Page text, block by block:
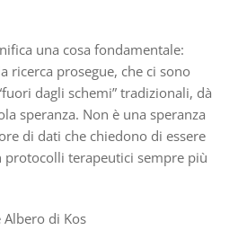
una cosa fondamentale:
ricerca prosegue, che ci sono
dagli schemi” tradizionali, dà
speranza. Non è una speranza
di dati che chiedono di essere
terapeutici sempre più
Albero di Kos